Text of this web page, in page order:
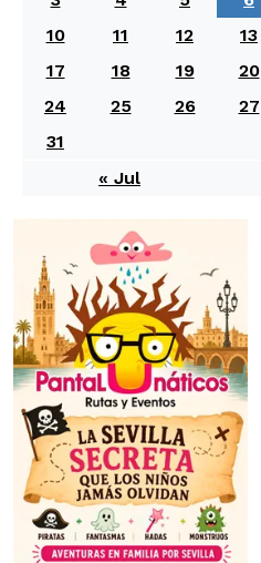
10
11 12 13
17
18 19 20
24
25 26 27
31
« Jul